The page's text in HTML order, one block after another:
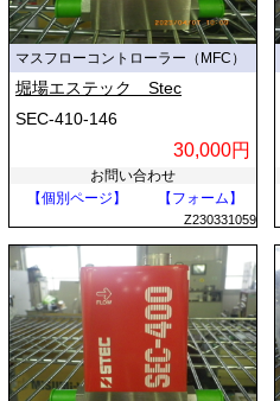
マスフローコントローラー（MFC）
堀場エステック Stec
SEC-410-146
30,000円
お問い合わせ
【個別ページ】
【フォーム】
Z230331059